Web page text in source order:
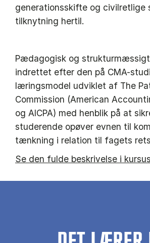
generationsskifte og civilretlige
tilknytning hertil.
Pædagogisk og
indrettet efter den på CMA-
læringsmodel udviklet af The
Commission (American
og AICPA) med henblik på at
studerende opøver evnen til
tænkning i relation til fagets
Se den fulde beskrivelse i